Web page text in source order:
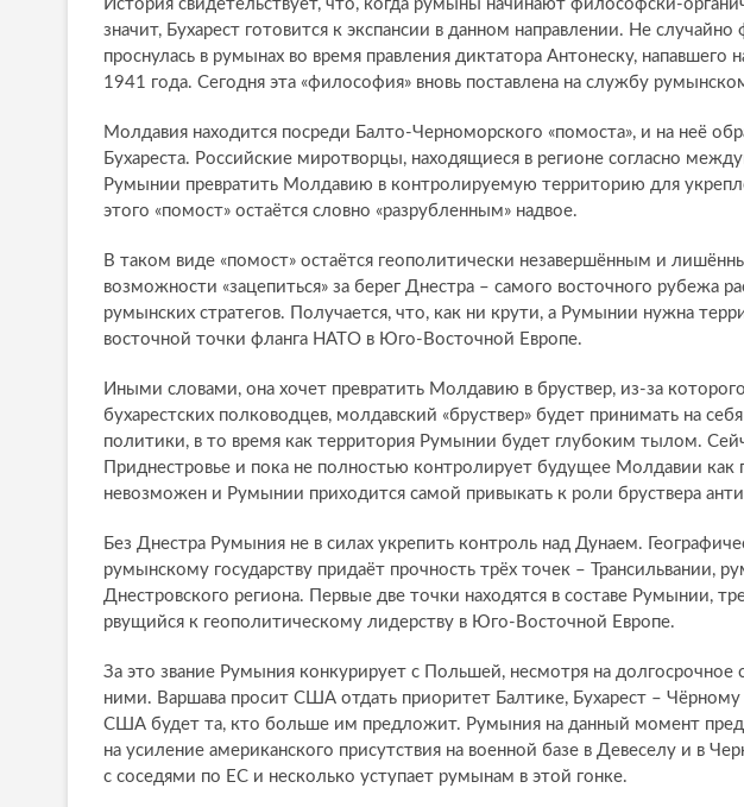
История свидетельствует, что, когда румыны начинают философски-
значит, Бухарест готовится к экспансии в данном направлении. Не
проснулась в румынах во время правления диктатора Антонеску,
1941 года. Сегодня эта «философия» вновь поставлена на службу
Молдавия находится посреди Балто-Черноморского «помоста», и на неё
Бухареста. Российские миротворцы, находящиеся в регионе согласно
Румынии превратить Молдавию в контролируемую территорию для
этого «помост» остаётся словно «разрубленным» надвое.
В таком виде «помост» остаётся геополитически незавершённым и
возможности «зацепиться» за берег Днестра – самого восточного рубежа
румынских стратегов. Получается, что, как ни крути, а Румынии нужна
восточной точки фланга НАТО в Юго-Восточной Европе.
Иными словами, она хочет превратить Молдавию в бруствер, из-за
бухарестских полководцев, молдавский «бруствер» будет принимать на
политики, в то время как территория Румынии будет глубоким тылом.
Приднестровье и пока не полностью контролирует будущее Молдавии как
невозможен и Румынии приходится самой привыкать к роли бруствера
Без Днестра Румыния не в силах укрепить контроль над Дунаем.
румынскому государству придаёт прочность трёх точек – Трансильвании,
Днестровского региона. Первые две точки находятся в составе Румынии,
рвущийся к геополитическому лидерству в Юго-Восточной Европе.
За это звание Румыния конкурирует с Польшей, несмотря на долгосрочное
ними. Варшава просит США отдать приоритет Балтике, Бухарест –
США будет та, кто больше им предложит. Румыния на данный момент
на усиление американского присутствия на военной базе в Девеселу и в
с соседями по ЕС и несколько уступает румынам в этой гонке.